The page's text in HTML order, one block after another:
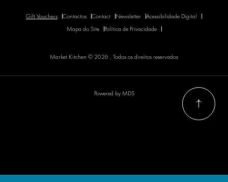
Gift Vouchers Contactos Contact Newsletter
Acessibilidade Digital
Mapa do Site
Política de Privacidade
Market Kitchen © 2026 , Todos os direitos reservados
Powered by MDS